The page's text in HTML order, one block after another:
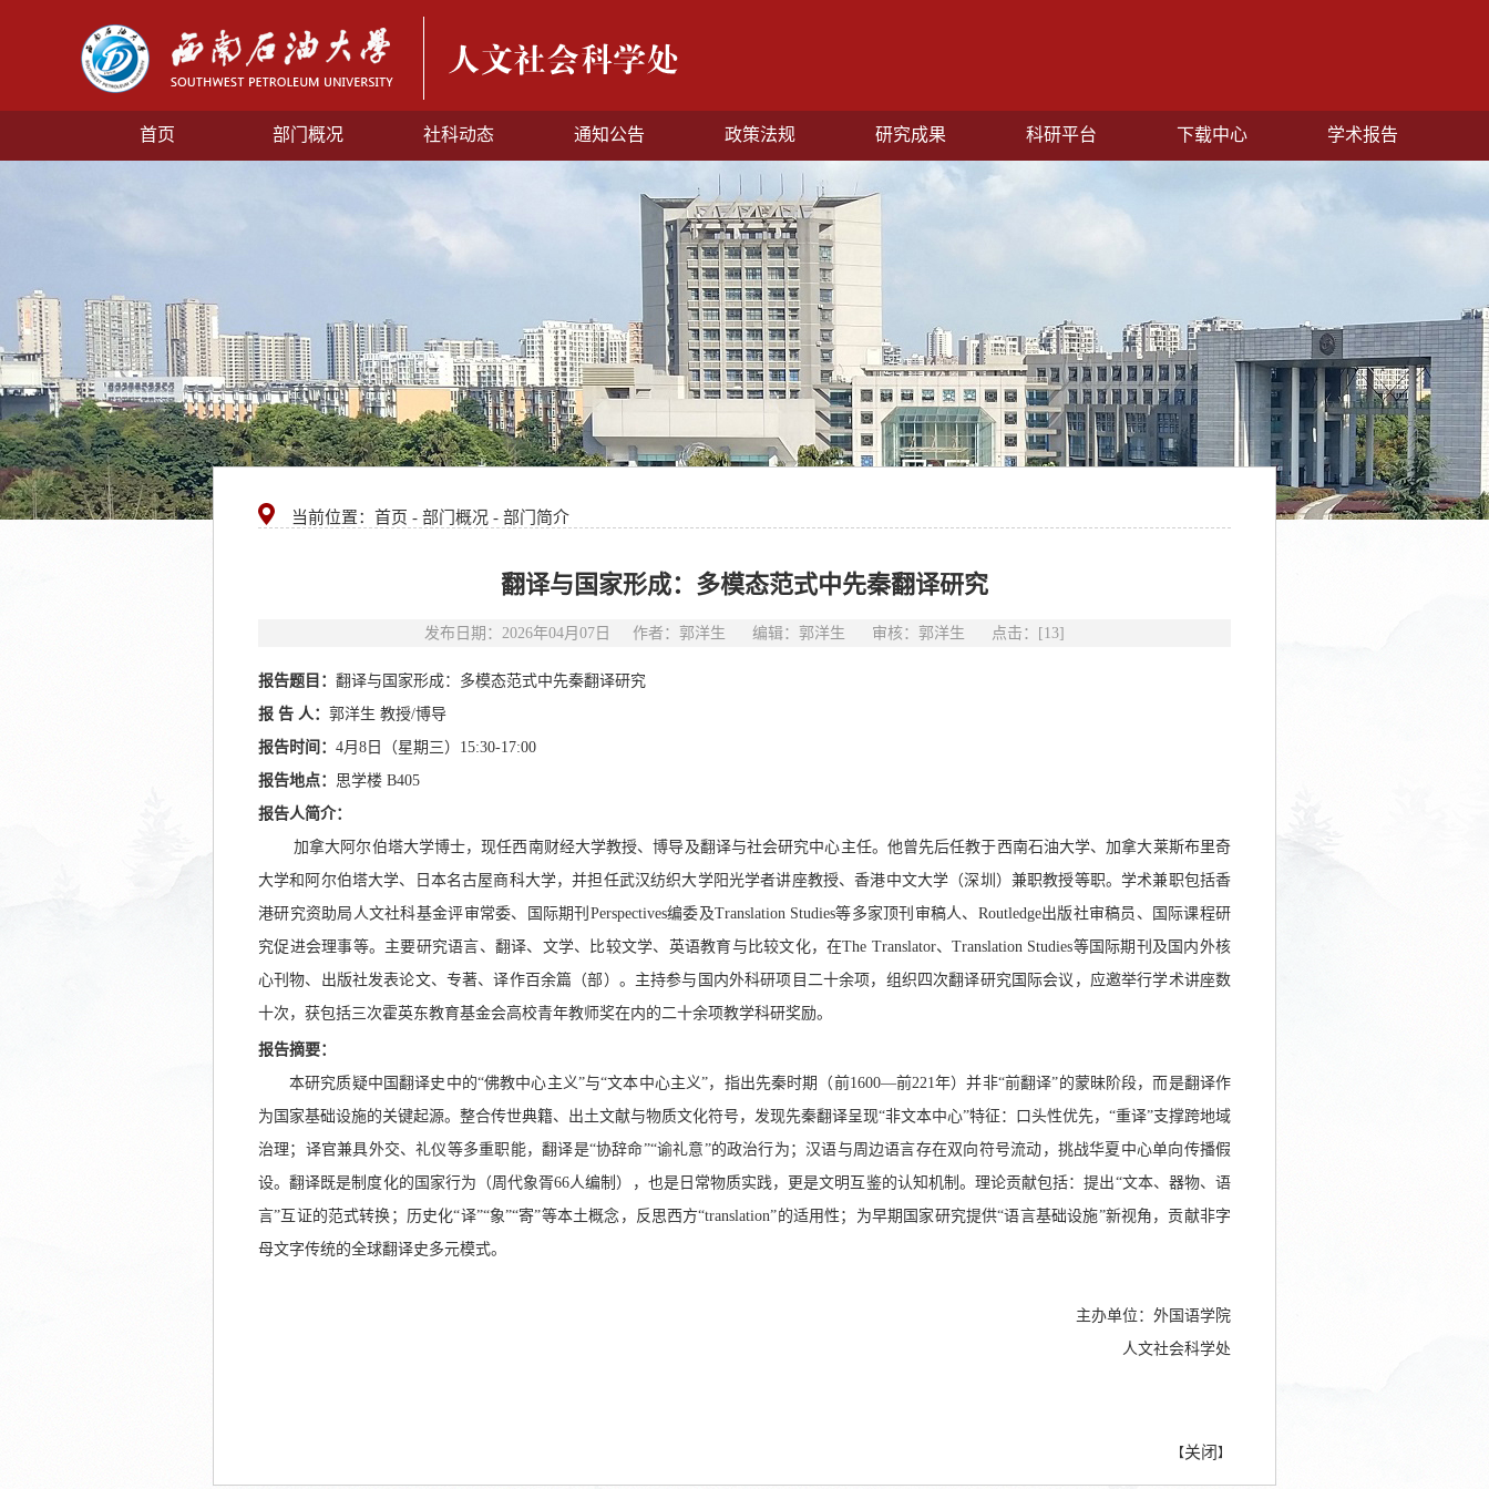
首页 部门概况 社科动态 通知公告 政策法规 研究成果 科研平台 下载中心 学术报告
当前位置：首页 - 部门概况 - 部门简介
翻译与国家形成：多模态范式中先秦翻译研究
发布日期：2026年04月07日 作者：郭洋生 编辑：郭洋生 审核：郭洋生 点击：[13]
报告题目： 翻译与国家形成：多模态范式中先秦翻译研究
报 告 人： 郭洋生 教授/博导
报告时间： 4月8日（星期三）15:30-17:00
报告地点： 思学楼 B405
报告人简介：
加拿大阿尔伯塔大学博士，现任西南财经大学教授、博导及翻译与社会研究中心主任。他曾先后任教于西南石油大学、加拿大莱斯布里奇
大学和阿尔伯塔大学、日本名古屋商科大学，并担任武汉纺织大学阳光学者讲座教授、香港中文大学（深圳）兼职教授等职。学术兼职包括香
港研究资助局人文社科基金评审常委、国际期刊 Perspectives编委及Translation Studies等多家顶刊审稿人、Routledge出版社审稿员、国际课程研
究促进会理事等。主要研究语言、翻译、文学、比较文学、英语教育与比较文化，在The Translator、Translation Studies等国际期刊及国内外核
心刊物、出版社发表论文、专著、译作百余篇（部）。主持参与国内外科研项目二十余项，组织四次翻译研究国际会议，应邀举行学术讲座数
十次，获包括三次霍英东教育基金会高校青年教师奖在内的二十余项教学科研奖励。
报告摘要：
本研究质疑中国翻译史中的“佛教中心主义”与“文本中心主义”，指出先秦时期（前1600—前221年）并非“前翻译”的蒙昧阶段，而是翻译作
为国家基础设施的关键起源。整合传世典籍、出土文献与物质文化符号，发现先秦翻译呈现“非文本中心”特征：口头性优先，“重译”支撑跨地域
治理；译官兼具外交、礼仪等多重职能，翻译是“协辞命”“谕礼意”的政治行为；汉语与周边语言存在双向符号流动，挑战华夏中心单向传播假
设。翻译既是制度化的国家行为（周代象胥66人编制），也是日常物质实践，更是文明互鉴的认知机制。理论贡献包括：提出“文本、器物、语
言”互证的范式转换；历史化“译”“象”“寄”等本土概念，反思西方“translation”的适用性；为早期国家研究提供“语言基础设施”新视角，贡献非字
母文字传统的全球翻译史多元模式。
主办单位：外国语学院
人文社会科学处
【关闭 】